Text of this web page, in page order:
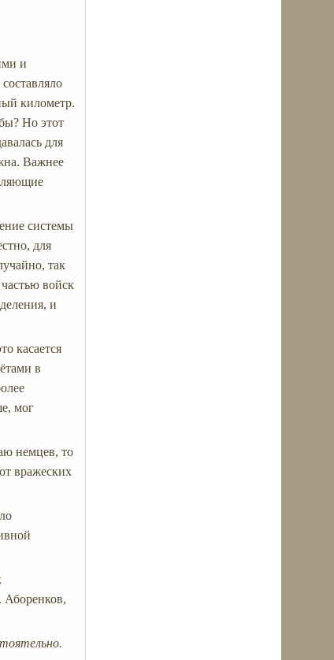
и
километр.
Но этот
для
Важнее
системы
для
так
войск
и
касается
в
мог
немцев, то
вражеских